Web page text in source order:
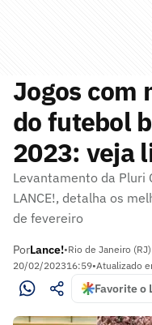
Jogos com
do futebol
2023: veja
Levantamento da Pluri
LANCE!, detalha os
de fevereiro
PorLance!•Rio de Janeiro (RJ)
20/02/202316:59•Atualizado
Favorite o